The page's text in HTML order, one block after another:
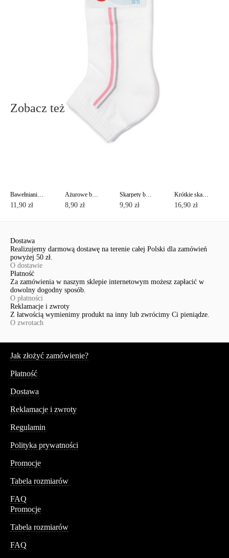
Ten produkt nie ma pytań Możesz zadać pytanie, klikając przycisk
Zobacz też
Bawełnianie skarpety CLASSIC
11,90 zł
Ażurowe bawełniane skarpety CLASSIC z pikotem
8,90 zł
Skarpety bawełniane z lureksem CLASSIC
9,90 zł
Krótkie skarpety bawełniane ACTIVE z stopa frotte
16,90 zł
Dostawa
Realizujemy darmową dostawę na terenie całej Polski dla zamówień
powyżej 50 zł.
O dostawie
Płatność
Za zamówienia w naszym sklepie internetowym możesz zapłacić w
dowolny dogodny sposób.
O płatności
Reklamacje i zwroty
Z łatwością wymienimy produkt na inny lub zwrócimy Ci pieniądze.
O zwrotach
Jak złożyć zamówienie?
Płatność
Dostawa
Reklamacje i zwroty
Regulamin
Polityka prywatności
Promocje
Tabela rozmiarów
FAQ
Promocje
Tabela rozmiarów
FAQ